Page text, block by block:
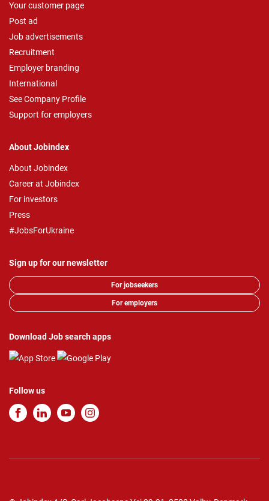
Your customer page
Post ad
Job advertisements
Recruitment
Employer branding
International
See Company Profile
Support for employers
About Jobindex
About Jobindex
Career at Jobindex
For investors
Press
#JobsForUkraine
Sign up for our newsletter
For jobseekers
For employers
Download Job search apps
Follow us